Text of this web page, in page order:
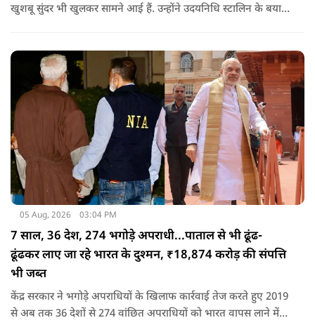
खुशबू सुंदर भी खुलकर सामने आई हैं. उन्होंने उदयनिधि स्टालिन के बयान
नहीं है.
05 Aug, 2026 03:04 PM
7 साल, 36 देश, 274 भगोड़े अपराधी...पाताल से भी ढूंढ-
ढूंढकर लाए जा रहे भारत के दुश्मन, ₹18,874 करोड़ की संपत्ति
भी जब्त
केंद्र सरकार ने भगोड़े अपराधियों के खिलाफ कार्रवाई तेज करते हुए 2019
से अब तक 36 देशों से 274 वांछित अपराधियों को भारत वापस लाने में